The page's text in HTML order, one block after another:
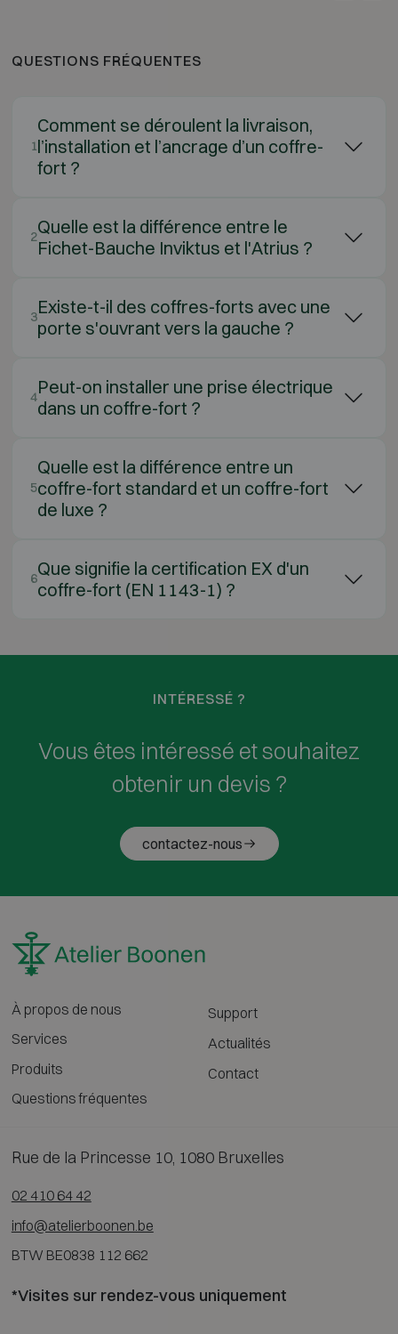
QUESTIONS FRÉQUENTES
1
Comment se déroulent la livraison,
l’installation et l’ancrage d’un coffre-
fort ?
2Quelle est la différence entre le
Fichet-Bauche Inviktus et l'Atrius ?
3Existe-t-il des coffres-forts avec une
porte s'ouvrant vers la gauche ?
4Peut-on installer une prise électrique
dans un coffre-fort ?
5
Quelle est la différence entre un
coffre-fort standard et un coffre-fort
de luxe ?
6Que signifie la certification EX d'un
coffre-fort (EN 1143-1) ?
INTÉRESSÉ ?
Vous êtes intéressé et souhaitez
obtenir un devis ?
contactez-nous
À propos de nous
Services
Produits
Questions fréquentes
Support
Actualités
Contact
Rue de la Princesse 10, 1080 Bruxelles
02 410 64 42
info@atelierboonen.be
BTW BE0838 112 662
*Visites sur rendez-vous uniquement